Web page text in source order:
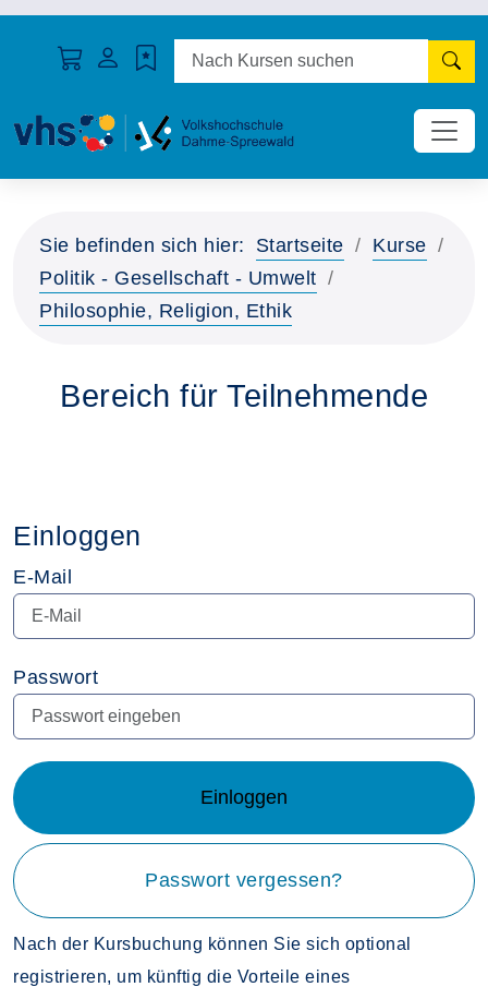
Sie befinden sich hier: Startseite
Kurse
Politik - Gesellschaft - Umwelt
Philosophie, Religion, Ethik
Bereich für Teilnehmende
Einloggen
E-Mail
Passwort
Einloggen
Passwort vergessen?
Nach der Kursbuchung können Sie sich optional
registrieren, um künftig die Vorteile eines